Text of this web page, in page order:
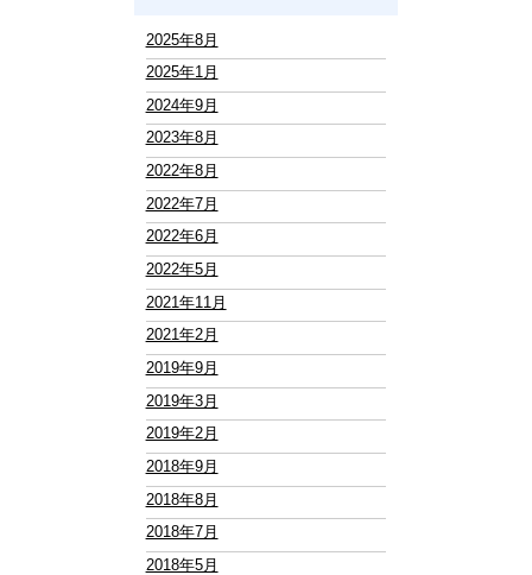
2025年8月
2025年1月
2024年9月
2023年8月
2022年8月
2022年7月
2022年6月
2022年5月
2021年11月
2021年2月
2019年9月
2019年3月
2019年2月
2018年9月
2018年8月
2018年7月
2018年5月